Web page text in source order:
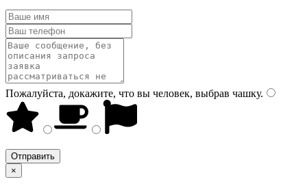
Пожалуйста, докажите, что вы человек, выбрав чашку.
×